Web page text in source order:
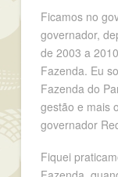
Ficamos no
governador,
de 2003 a
Fazenda. Eu
Fazenda do
gestão e mais
governador
Fiquei